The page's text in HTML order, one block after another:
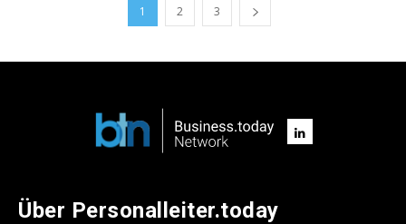
1 2 3
Über Personalleiter.today